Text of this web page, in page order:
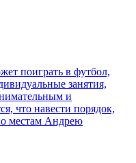
поиграть в футбол,
занятия,
и
что навести порядок,
местам Андрею